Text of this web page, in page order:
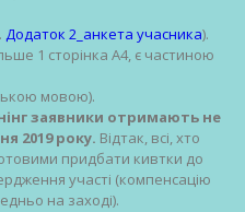
Додаток 2_анкета учасника).
1 сторінка А4, є частиною
мовою).
заявники отримають не
2019 року. Відтак, всі, хто
придбати кивтки до
участі (компенсацію
на заході).